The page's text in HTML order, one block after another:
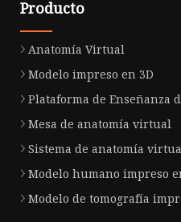
Producto
Anatomía Virtual
Modelo impreso en 3D
Plataforma de Enseñanza
Mesa de anatomía virtual
Sistema de anatomía
Modelo humano impreso
Modelo de tomografía